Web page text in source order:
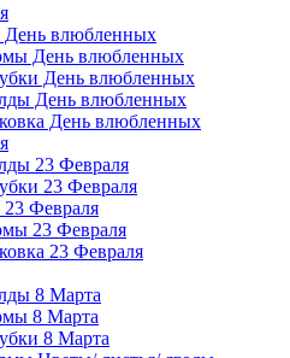
влюбленных
День влюбленных
День влюбленных
День влюбленных
День влюбленных
23 Февраля
23 Февраля
Февраля
23 Февраля
23 Февраля
8 Марта
8 Марта
8 Марта